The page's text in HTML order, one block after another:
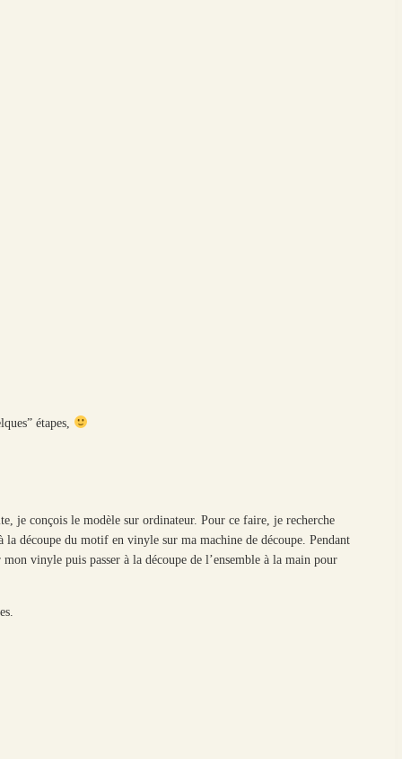
étapes,
je conçois le modèle sur ordinateur. Pour ce faire, je recherche
découpe du motif en vinyle sur ma machine de découpe. Pendant
vinyle puis passer à la découpe de l’ensemble à la main pour